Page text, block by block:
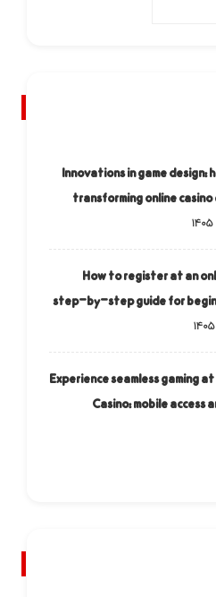
Innovations in game design:
transforming online
How to register at an
step-by-step guide for
Experience seamless gaming
Casino: mobile access